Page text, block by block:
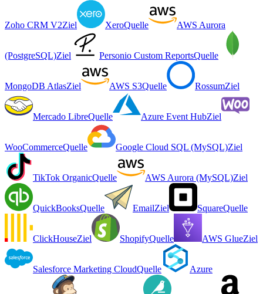
Zoho CRM V2Ziel XeroQuelle AWS Aurora
(PostgreSQL)Ziel Personio Custom ReportsQuelle
MongoDB AtlasZiel AWS S3Quelle RossumZiel
Mercado LibreQuelle Azure Event HubZiel
WooCommerceQuelle Google Cloud SQL (MySQL)Ziel
TikTok OrganicQuelle AWS Aurora (MySQL)Ziel
QuickBooksQuelle EmailZiel SquareQuelle
ClickHouseZiel ShopifyQuelle AWS GlueZiel
Salesforce Marketing CloudQuelle Azure